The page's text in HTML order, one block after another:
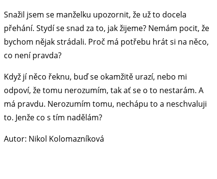
Snažil jsem se manželku upozornit, že už to docela
přehání. Stydí se snad za to, jak žijeme? Nemám pocit, že
bychom nějak strádali. Proč má potřebu hrát si na něco,
co není pravda?
Když jí něco řeknu, buď se okamžitě urazí, nebo mi
odpoví, že tomu nerozumím, tak ať se o to nestarám. A
má pravdu. Nerozumím tomu, nechápu to a neschvaluji
to. Jenže co s tím nadělám?
Autor: Nikol Kolomazníková